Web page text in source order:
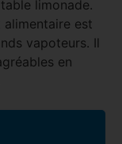
limonade.
alimentaire est
vapoteurs. Il
en